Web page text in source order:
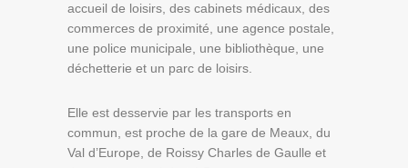
accueil de loisirs, des cabinets médicaux, des
commerces de proximité, une agence postale,
une police municipale, une bibliothèque, une
déchetterie et un parc de loisirs.
Elle est desservie par les transports en
commun, est proche de la gare de Meaux, du
Val d’Europe, de Roissy Charles de Gaulle et